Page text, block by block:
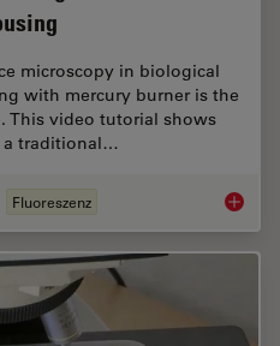
microscopy in biological
with mercury burner is the
This video tutorial shows
a traditional…
Fluoreszenz Video